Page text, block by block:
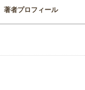
著者プロフィール